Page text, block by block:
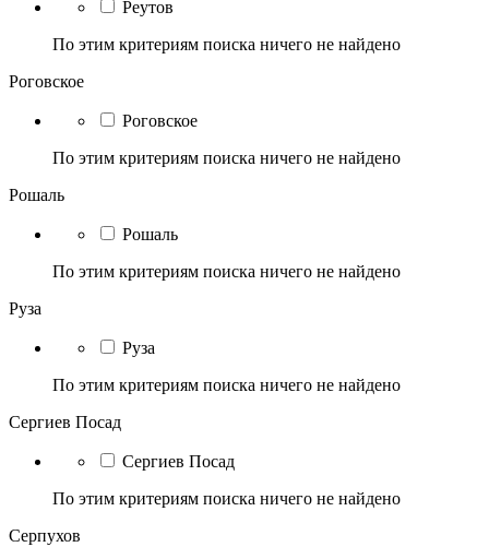
Реутов
По этим критериям поиска ничего не найдено
Роговское
Роговское
По этим критериям поиска ничего не найдено
Рошаль
Рошаль
По этим критериям поиска ничего не найдено
Руза
Руза
По этим критериям поиска ничего не найдено
Сергиев Посад
Сергиев Посад
По этим критериям поиска ничего не найдено
Серпухов